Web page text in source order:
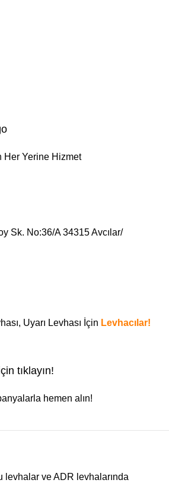
Her Yerine Hizmet
Sk. No:36/A 34315 Avcılar/
Uyarı Levhası İçin Levhacılar!
tıklayın!
hemen alın!
levhalar ve ADR levhalarında